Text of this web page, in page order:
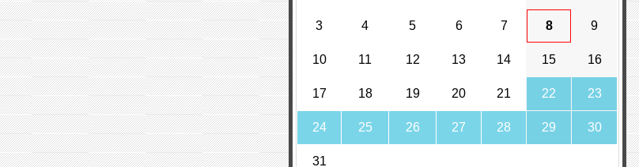
3 4 5 6 7 8 9
10 11 12 13 14 15 16
17 18 19 20 21 22 23
24 25 26 27 28 29 30
31